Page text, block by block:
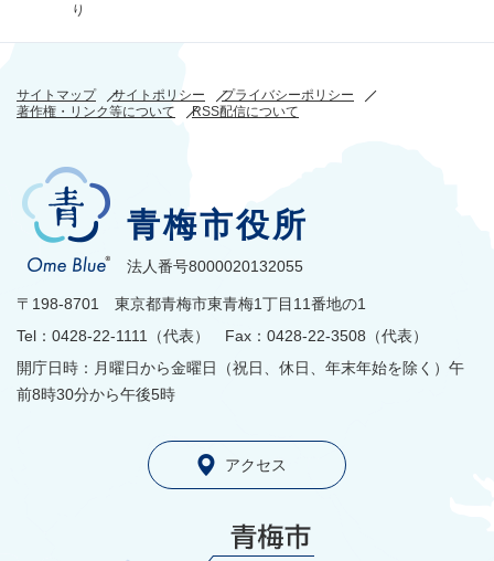
り
サイトマップ サイトポリシー
プライバシーポリシー
著作権・リンク等について
RSS配信について
青梅市役所
法人番号8000020132055
〒198-8701 東京都青梅市東青梅1丁目11番地の1
Tel：0428-22-1111（代表） Fax：0428-22-3508（代表）
開庁日時：月曜日から金曜日（祝日、休日、年末年始を除く）午
前8時30分から午後5時
アクセス